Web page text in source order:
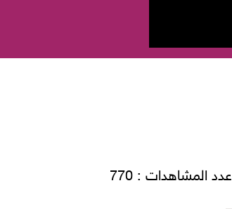
عدد المشاهدات : 770